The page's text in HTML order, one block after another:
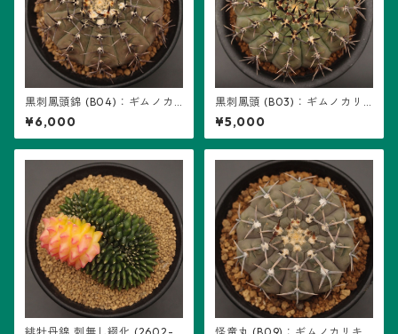
黒刺鳳頭錦 (B04)：ギムノカ
リキウム属 ※実生、地味斑
¥6,000
黒刺鳳頭 (B03)：ギムノカリ
キウム属 ※実生
¥5,000